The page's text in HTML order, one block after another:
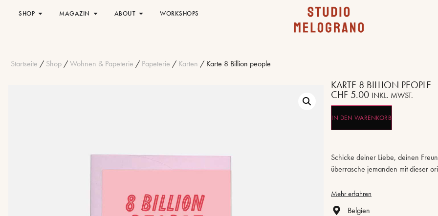
SHOP MAGAZIN ABOUT WORKSHOPS
Startseite / Shop /Wohnen & Papeterie / Papeterie / Karten / Karte 8 Billion people
KARTE 8 BILLION PEOPLE
CHF 5.00 INKL. MWST.
IN DEN WARENKORB
Schicke deiner Liebe, deinen
überrasche jemanden mit dieser
Mehr erfahren
Belgien